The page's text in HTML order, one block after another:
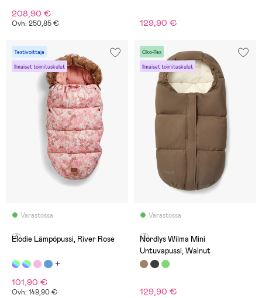
208,90 €
Ovh: 250,85 € 129,90 €
Testivoittaja
Ilmaiset toimituskulut
Varastossa
(3)
Elodie Lämpöpussi, River Rose
101,90 €
Ovh: 149,90 €
Öko-Tex
Ilmaiset toimituskulut
Varastossa
(3)
Nordlys Wilma Mini
Untuvapussi, Walnut
129,90 €